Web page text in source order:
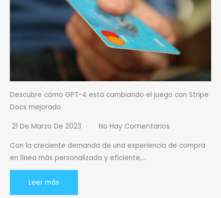
Descubre cómo GPT-4 está cambiando el juego con Stripe
Docs mejorado
21 De Marzo De 2023 No Hay Comentarios
Con la creciente demanda de una experiencia de compra
en línea más personalizada y eficiente,…
Leer más